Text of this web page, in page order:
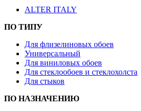
ALTER ITALY
ПО ТИПУ
Для флизелиновых обоев
Универсальный
Для виниловых обоев
Для стеклообоев и стеклохолста
Для стыков
ПО НАЗНАЧЕНИЮ